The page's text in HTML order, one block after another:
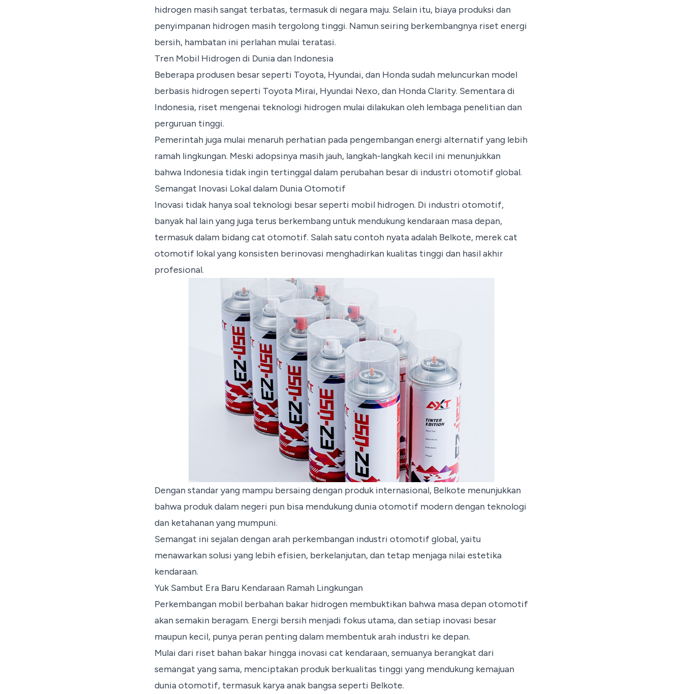
hidrogen masih sangat terbatas, termasuk di negara maju. Selain itu, biaya produksi dan
penyimpanan hidrogen masih tergolong tinggi. Namun seiring berkembangnya riset energi
bersih, hambatan ini perlahan mulai teratasi.
Tren Mobil Hidrogen di Dunia dan Indonesia
Beberapa produsen besar seperti Toyota, Hyundai, dan Honda sudah meluncurkan model
berbasis hidrogen seperti Toyota Mirai, Hyundai Nexo, dan Honda Clarity. Sementara di
Indonesia, riset mengenai teknologi hidrogen mulai dilakukan oleh lembaga penelitian dan
perguruan tinggi.
Pemerintah juga mulai menaruh perhatian pada pengembangan energi alternatif yang lebih
ramah lingkungan. Meski adopsinya masih jauh, langkah-langkah kecil ini menunjukkan
bahwa Indonesia tidak ingin tertinggal dalam perubahan besar di industri otomotif global.
Semangat Inovasi Lokal dalam Dunia Otomotif
Inovasi tidak hanya soal teknologi besar seperti mobil hidrogen. Di industri otomotif,
banyak hal lain yang juga terus berkembang untuk mendukung kendaraan masa depan,
termasuk dalam bidangcat otomotif. Salah satu contoh nyata adalah Belkote, merek cat
otomotif lokal yang konsisten berinovasi menghadirkan kualitas tinggi dan hasil akhir
profesional.
Dengan standar yang mampu bersaing dengan produk internasional, Belkote menunjukkan
bahwa produk dalam negeri pun bisa mendukung dunia otomotif modern dengan teknologi
dan ketahanan yang mumpuni.
Semangat ini sejalan dengan arah perkembangan industri otomotif global, yaitu
menawarkan solusi yang lebih efisien, berkelanjutan, dan tetap menjaga nilai estetika
kendaraan.
Yuk Sambut Era Baru Kendaraan Ramah Lingkungan
Perkembangan mobil berbahan bakar hidrogen membuktikan bahwa masa depan otomotif
akan semakin beragam. Energi bersih menjadi fokus utama, dan setiap inovasi besar
maupun kecil, punya peran penting dalam membentuk arah industri ke depan.
Mulai dari riset bahan bakar hingga inovasi cat kendaraan, semuanya berangkat dari
semangat yang sama, menciptakan produk berkualitas tinggi yang mendukung kemajuan
dunia otomotif, termasuk karya anak bangsa seperti Belkote.